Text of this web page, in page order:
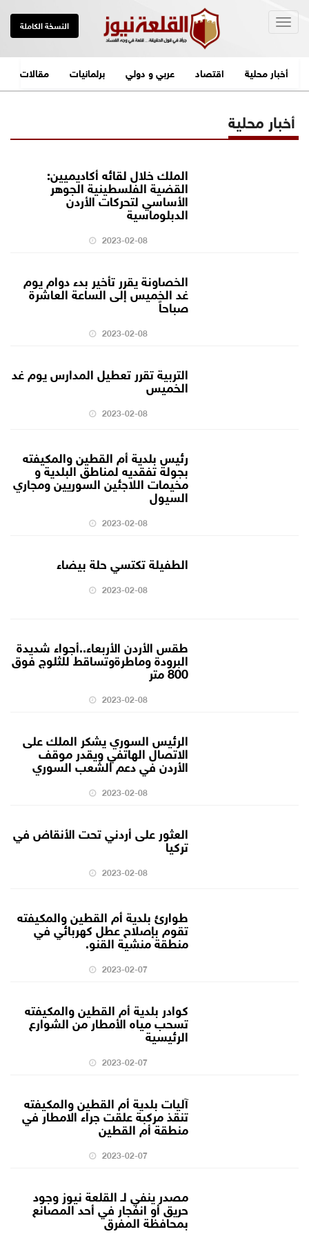
النسخة الكاملة
أخبار محلية اقتصاد عربي و دولي برلمانيات مقالات
أخبار محلية
الملك خلال لقائه أكاديميين:
القضية الفلسطينية الجوهر
الأساسي لتحركات الأردن
الدبلوماسية
2023-02-08
الخصاونة يقرر تأخير بدء دوام يوم
غد الخميس إلى الساعة العاشرة
صباحاً
2023-02-08
التربية تقرر تعطيل المدارس يوم غد
الخميس
2023-02-08
رئيس بلدية أم القطين والمكيفته
بجولة تفقديه لمناطق البلدية و
مخيمات اللاجئين السوريين ومجاري
السيول
2023-02-08
الطفيلة تكتسي حلة بيضاء
2023-02-08
طقس الأردن الأربعاء..أجواء شديدة
البرودة وماطرةوتساقط للثلوج فوق
800 متر
2023-02-08
الرئيس السوري يشكر الملك على
الاتصال الهاتفي ويقدر موقف
الأردن في دعم الشعب السوري
2023-02-08
العثور على أردني تحت الأنقاض في
تركيا
2023-02-08
طوارئ بلدية أم القطين والمكيفته
تقوم بإصلاح عطل كهربائي في
منطقة منشية القنو.
2023-02-07
كوادر بلدية أم القطين والمكيفته
تسحب مياه الأمطار من الشوارع
الرئيسية
2023-02-07
آليات بلدية أم القطين والمكيفته
تنقذ مركبة علقت جراء الامطار في
منطقة أم القطين
2023-02-07
مصدر ينفي لـ القلعة نيوز وجود
حريق أو انفجار في أحد المصانع
بمحافظة المفرق